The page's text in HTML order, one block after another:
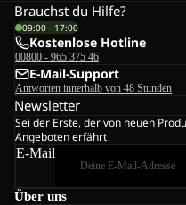
Über uns
Brauchst du Hilfe?
09:00 - 17:00
Kostenlose Hotline
00800 - 965 375 46
E-Mail-Support
Antworten innerhalb von 48 Stunden
Newsletter
Sei der Erste, der von neuen
Angeboten erfährt
E-Mail